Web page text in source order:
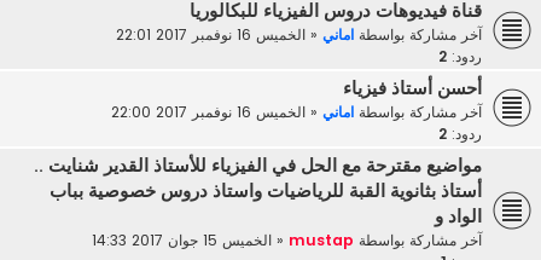
قناة فيديوهات دروس الفيزياء للبكالوريا
آخر مشاركة بواسطة اماني« الخميس 16 نوفمبر 2017 22:01
ردود: 2
أحسن أستاذ فيزياء
آخر مشاركة بواسطة اماني« الخميس 16 نوفمبر 2017 22:00
ردود: 2
مواضيع مقترحة مع الحل في الفيزياء للأستاذ القدير شنايت ..
أستاذ بثانوية القبة للرياضيات واستاذ دروس خصوصية بباب
الواد و
آخر مشاركة بواسطة mustap
« الخميس 15 جوان 2017 14:33